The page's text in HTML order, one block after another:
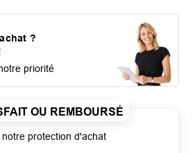
?
priorité
OU REMBOURSÉ
protection d'achat